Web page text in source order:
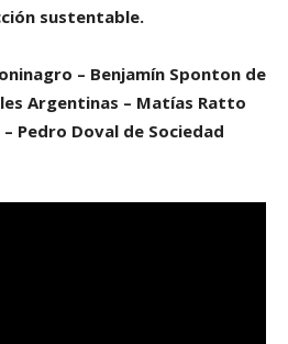
sustentable.
– Benjamín Sponton de
Argentinas – Matías Ratto
Pedro Doval de Sociedad